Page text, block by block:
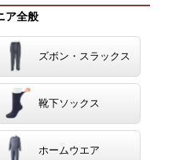
ア全般
ズボン・スラックス
靴下ソックス
ホームウエア